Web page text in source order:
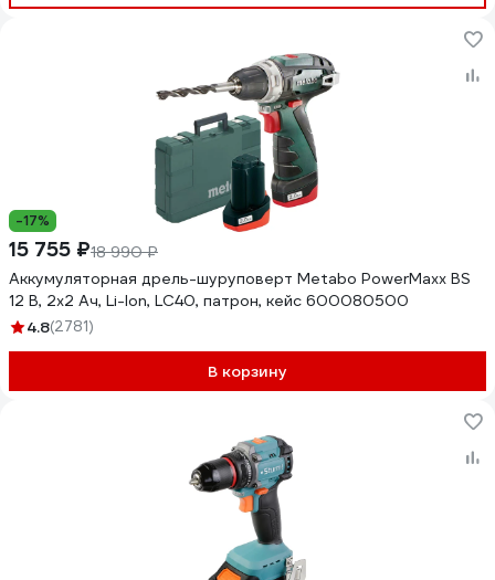
-17%
15 755 ₽18 990 ₽
Аккумуляторная дрель-шуруповерт Metabo PowerMaxx BS
12 В, 2х2 Ач, Li-Ion, LC40, патрон, кейс 600080500
4.8(2781)
В корзину